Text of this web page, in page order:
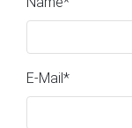
E-Mail *